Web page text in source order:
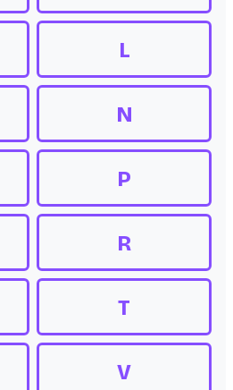
L
N
P
R
T
V